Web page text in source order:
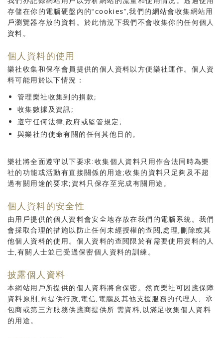
存儲在你的電腦硬盤內的“cookies”,我們的網站會收集網站用
戶瀏覽器存放的資料。於此情況下我們不會收集你的任何個人
資料。
個人資料的使用
樂社收集和保存會員提供的個人資料以方便樂社運作。個人資
料可能用於以下情況：
管理樂社收集到的捐款;
收集數據及資訊;
遵守任何法律,政府或監管規定;
與樂社的使命有關的任何其他目的。
樂社將全面遵守以下要求:收集個人資料只用作合法同時為樂
社的功能或活動有直接關係的用途;收集的資料只足夠及不超
過有關用途的要求;資料只保存至完成有關用途。
個人資料的安全性
由用戶提供的個人資料會安全地存放在我們的電腦系統。我們
會採取合理的措施以防止任何未經授權的查閱,處理,刪除或其
他個人資料的使用。個人資料的查閱限於有需要使用資料的人
士,有關人士並已受過保密個人資料的訓練。
披露個人資料
本網站用戶所提供的個人資料將會保密。然而樂社可因應保障
資料原則,向提供行政,電信,電腦及其他支援服務的代理人、承
包商或第三方服務供應商提供所 需資料,以滿足收集個人資料
的用途。